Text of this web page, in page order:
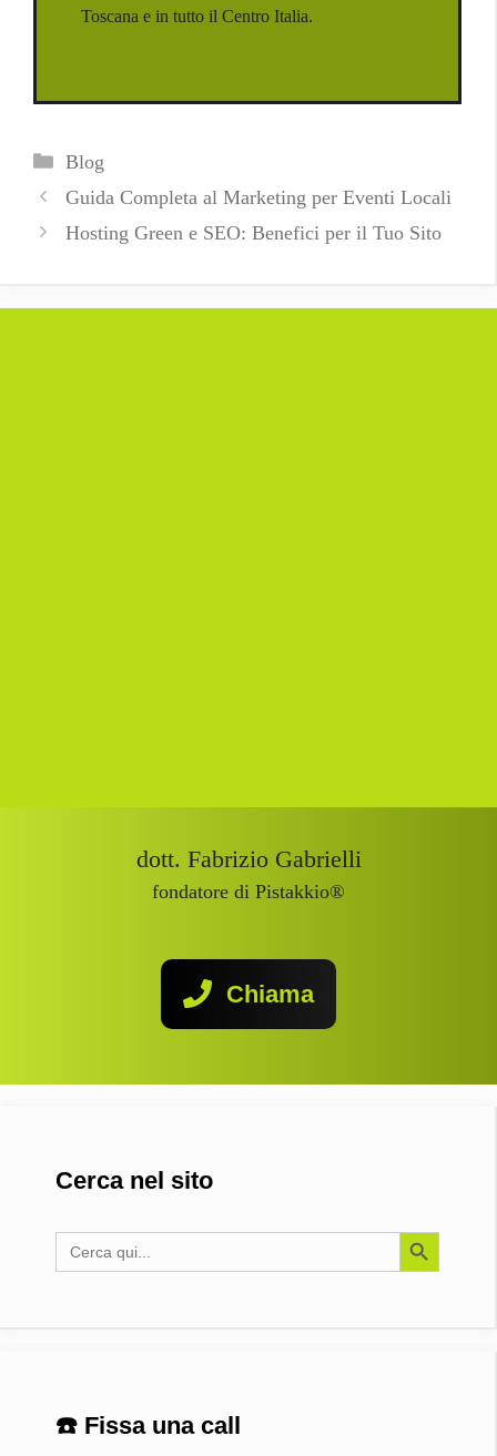
Toscana e in tutto il Centro Italia.
Categorie
Blog
Guida Completa al Marketing per Eventi Locali
Hosting Green e SEO: Benefici per il Tuo Sito
dott. Fabrizio Gabrielli
fondatore di Pistakkio®
Chiama
Cerca nel sito
Search
for:
Search Button
☎️ Fissa una call